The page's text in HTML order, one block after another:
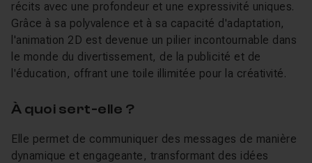
récits avec une profondeur et une expressivité uniques.
Grâce à sa polyvalence et à sa capacité d'adaptation,
l'animation 2D est devenue un pilier incontournable dans
le monde du divertissement, de la publicité et de
l'éducation, offrant une toile illimitée pour la créativité.
À quoi sert-elle ?
Elle permet de communiquer des messages de manière
dynamique et engageante, transformant des idées